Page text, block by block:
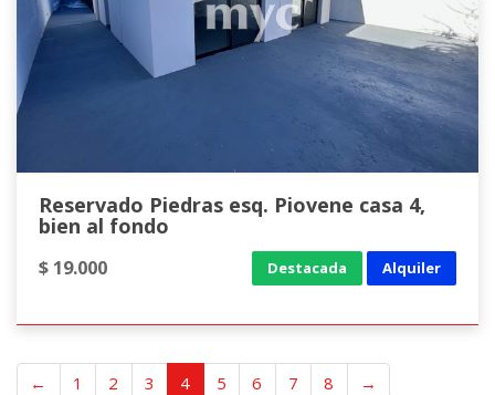
Reservado Piedras esq. Piovene casa 4,
bien al fondo
$ 19.000 Destacada Alquiler
← 1 2 3 4 5 6 7 8 →